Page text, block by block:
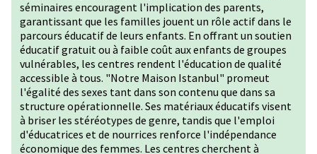
séminaires encouragent l'implication des parents,
garantissant que les familles jouent un rôle actif dans le
parcours éducatif de leurs enfants. En offrant un soutien
éducatif gratuit ou à faible coût aux enfants de groupes
vulnérables, les centres rendent l'éducation de qualité
accessible à tous. "Notre Maison Istanbul" promeut
l'égalité des sexes tant dans son contenu que dans sa
structure opérationnelle. Ses matériaux éducatifs visent
à briser les stéréotypes de genre, tandis que l'emploi
d'éducatrices et de nourrices renforce l'indépendance
économique des femmes. Les centres cherchent à